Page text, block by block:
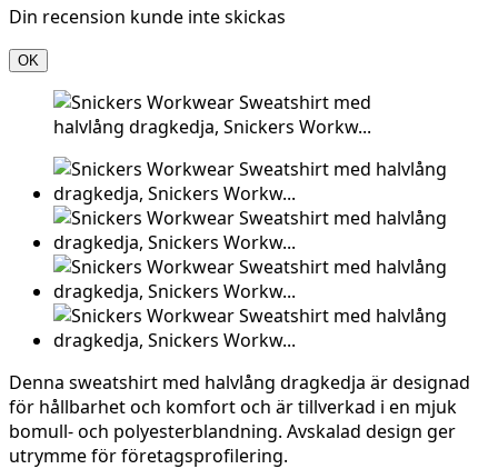
Din recension kunde inte skickas
OK
Denna sweatshirt med halvlång dragkedja är designad
för hållbarhet och komfort och är tillverkad i en mjuk
bomull- och polyesterblandning. Avskalad design ger
utrymme för företagsprofilering.